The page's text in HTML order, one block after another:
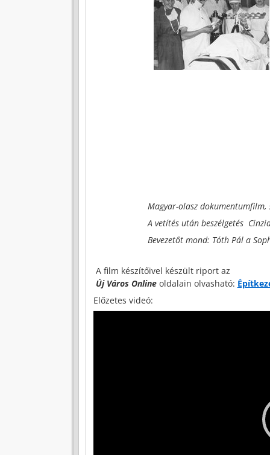
Magyar-olasz
A vetítés után beszélgetés
Bevezetőt mond: Tóth Pál a
A film készítőivel készült riport az
Új Város Onlineoldalain olvasható:
Előzetes videó: